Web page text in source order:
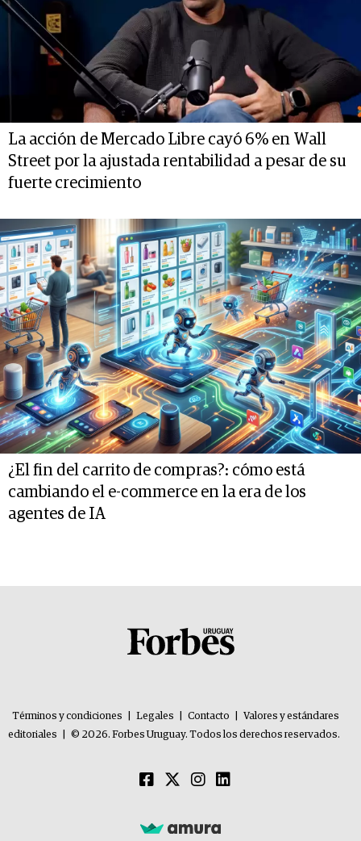
La acción de Mercado Libre cayó 6% en Wall
Street por la ajustada rentabilidad a pesar de su
fuerte crecimiento
¿El fin del carrito de compras?: cómo está
cambiando el e-commerce en la era de los
agentes de IA
Términos y condiciones Legales Contacto
Valores y estándares
editoriales
© 2026. Forbes Uruguay. Todos los derechos reservados.